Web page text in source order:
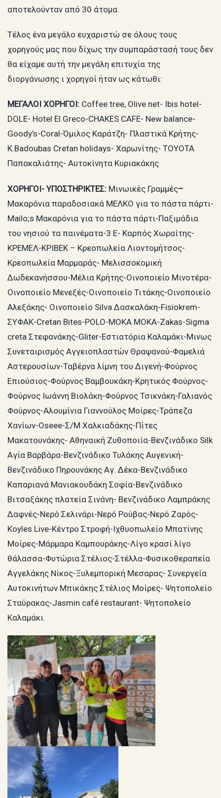
αποτελούνταν από 30 άτομα.
Τέλος ένα μεγάλο ευχαριστώ σε όλους τους
χορηγούς μας που δίχως την συμπαράστασή τους δεν
θα είχαμε αυτή την μεγάλη επιτυχία της
διοργάνωσης ι χορηγοί ήταν ως κάτωθι:
ΜΕΓΑΛΟΙ ΧΟΡΗΓΟΙ: Coffee tree, Olive net- Ibis hotel-
DOLE- Hotel El Greco-CHAKES CAFE- New balance-
Goody’s-Coral-Όμιλος Καράτζη- Πλαστικά Κρήτης-
K.Badoubas Cretan holidays- Χαρωνίτης- TOYOTA
Παπακαλιάτης- Αυτοκίνητα Κυριακάκης
ΧΟΡΗΓΟΙ- ΥΠΟΣΤΗΡΙΚΤΕΣ: Μινωικές Γραμμές–
Μακαρόνια παραδοσιακά ΜΕΛΚΟ για το πάστα πάρτι-
Mailo;s Μακαρόνια για το πάστα πάρτι-Παξιμάδια
του νησιού τα παινέματα-3 Ε- Καρπός Χωραίτης-
ΚΡΕΜΕΛ-ΚΡΙΒΕΚ – Κρεοπωλεία Λιοντομήτσος-
Κρεοπωλεία Μαρμαράς- Μελισσοκομική
Δωδεκανήσσου-Μέλια Κρήτης-Οινοποιείο Μινοτέρα-
Οινοποιείο Μενεξές-Οινοποιείο Τιτάκης-Οινοποιείο
Αλεξάκης- Οινοποιείο Silva Δασκαλάκη-Fisiokrem-
ΣΥΦΑΚ-Cretan Bites-POLO-MOKA MOKA-Zakas-Sigma
creta Στεφανάκης-Gliter-Εστιατόρια Καλαμάκι-Μινως
Συνεταιρισμός Αγγειοπλαστών Θραψανού-Φαμελιά
Αστερουσίων-Ταβέρνα λίμνη του Διγενή-Φούρνος
Επιούσιος-Φούρνος Βαμβουκάκη-Κρητικός Φούρνος-
Φούρνος Ιωάννη Βιολάκη-Φούρνος Τσικνάκη-Γαλιανός
Φούρνος-Αλουμίνια Γιαννούλος Μοίρες-Τράπεζα
Χανίων-Oseee-Σ/Μ Χαλκιαδάκης-Πίτες
Μακατουνάκης- Αθηναική Ζυθοποιία-Βενζινάδικο Silk
Αγία Βαρβάρα-Βενζινάδικο Τυλάκης Αυγενική-
Βενζινάδικο Πηρουνάκης Αγ. Δέκα-Βενζινάδικο
Καπαριανά Μανιακουδάκη Σοφία-Βενζινάδικο
Βιτσαξάκης πλατεία Σινάνη- Βενζινάδικο Λαμπράκης
Δαφνές-Νερό Σελινάρι-Νερό Ρούβας-Νερό Ζαρός-
Koyles Live-Κέντρο Στροφή-Ιχθυοπωλείο Μπατίνης
Μοίρες-Μάρμαρα Καμπουράκης-Λίγο κρασί λίγο
θάλασσα-Φυτώρια Στέλιος-Στέλλα-Φυσικοθεραπεία
Αγγελάκης Νίκος-Ξυλεμπορική Μεσαρας- Συνεργεία
Αυτοκινήτων Μπικάκης Στέλιος Μοίρες- Ψητοπολείο
Σταύρακας-Jasmin café restaurant- Ψητοπολείο
Καλαμάκι.